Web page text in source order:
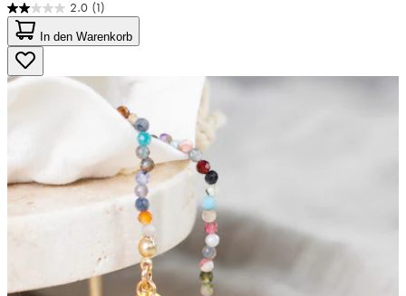
2.0 (1)
2.0
von
5
Sternen.
1
In den Warenkorb